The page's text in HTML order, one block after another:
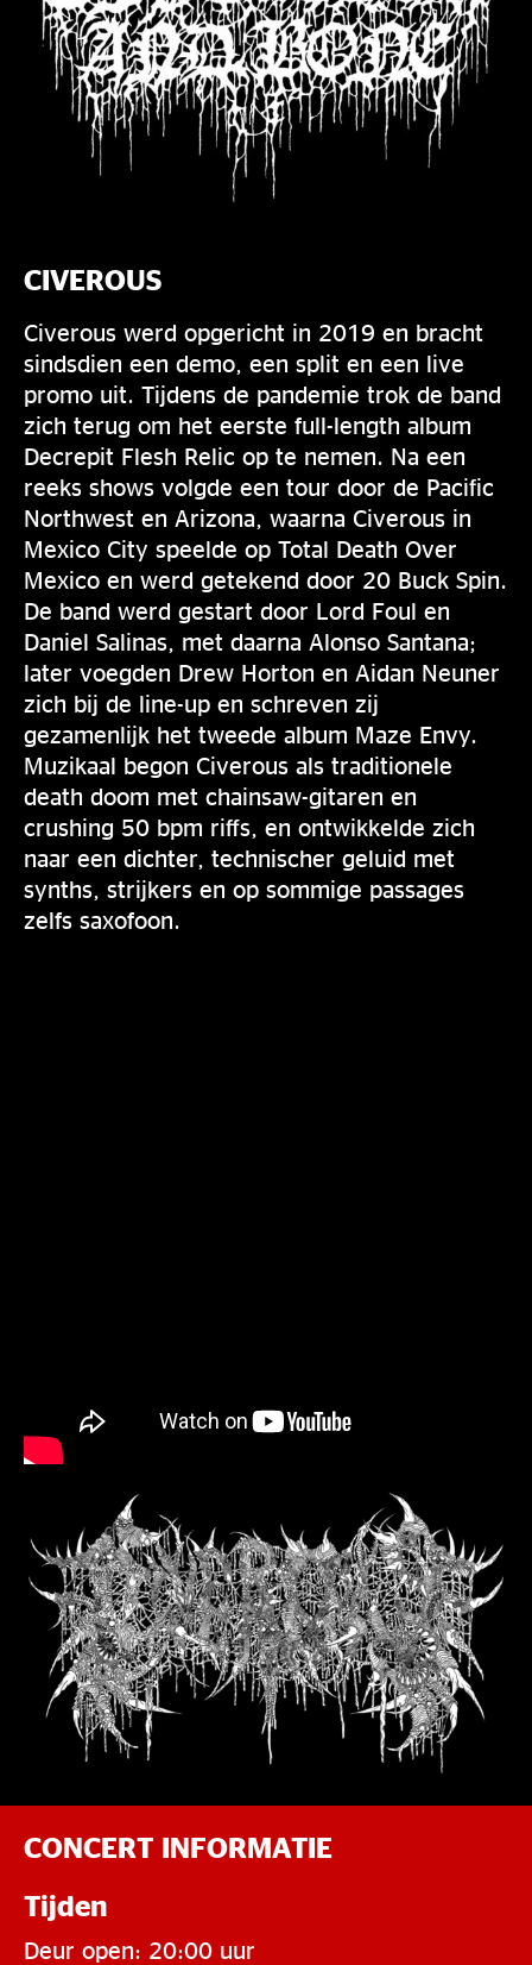
CIVEROUS
Civerous werd opgericht in 2019 en bracht
sindsdien een demo, een split en een live
promo uit. Tijdens de pandemie trok de band
zich terug om het eerste full-length album
Decrepit Flesh Relic op te nemen. Na een
reeks shows volgde een tour door de Pacific
Northwest en Arizona, waarna Civerous in
Mexico City speelde op Total Death Over
Mexico en werd getekend door 20 Buck Spin.
De band werd gestart door Lord Foul en
Daniel Salinas, met daarna Alonso Santana;
later voegden Drew Horton en Aidan Neuner
zich bij de line-up en schreven zij
gezamenlijk het tweede album Maze Envy.
Muzikaal begon Civerous als traditionele
death doom met chainsaw-gitaren en
crushing 50 bpm riffs, en ontwikkelde zich
naar een dichter, technischer geluid met
synths, strijkers en op sommige passages
zelfs saxofoon.
CONCERT INFORMATIE
Tijden
Deur open: 20:00 uur